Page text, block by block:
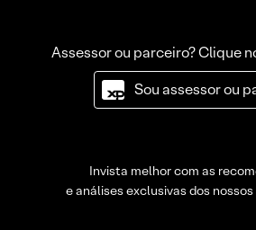
Assessor ou parceiro? Clique
Sou assessor ou
Invista melhor com as
e análises exclusivas dos